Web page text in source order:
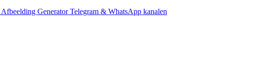
Afbeelding GeneratorTelegram & WhatsApp kanalen